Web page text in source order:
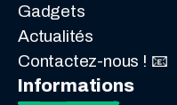
Gadgets
Actualités
Contactez-nous ! 📧
Informations